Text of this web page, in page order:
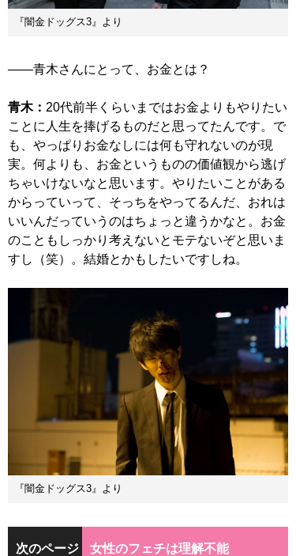
『闇金ドッグス3』より
――青木さんにとって、お金とは？
青木： 20代前半くらいまではお金よりもやりたい
ことに人生を捧げるものだと思ってたんです。で
も、やっぱりお金なしには何も守れないのが現
実。何よりも、お金というものの価値観から逃げ
ちゃいけないなと思います。やりたいことがある
からっていって、そっちをやってるんだ、おれは
いいんだっていうのはちょっと違うかなと。お金
のこともしっかり考えないとモテないぞと思いま
すし（笑）。結婚とかもしたいですしね。
『闇金ドッグス3』より
次のページ 女性のフェチは理解不能